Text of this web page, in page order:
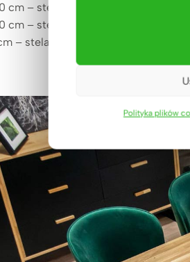
Polityka plików
cm – stelaż 140 cm x 70 cm
cm – stelaż 160 cm x 70 cm
– stelaż 160 cm x 80 cm